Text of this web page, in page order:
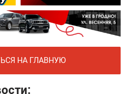
НА ГЛАВНУЮ